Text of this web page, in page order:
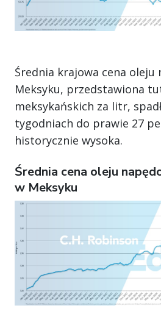
Średnia krajowa cena oleju
Meksyku, przedstawiona
meksykańskich za litr,
tygodniach do prawie 27
historycznie wysoka.
Średnia cena oleju
w Meksyku